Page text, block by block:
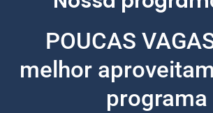
POUCAS
melhor
programa